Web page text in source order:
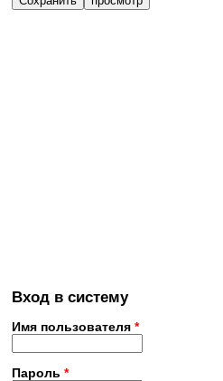
Вход в систему
Имя пользователя *
Пароль *